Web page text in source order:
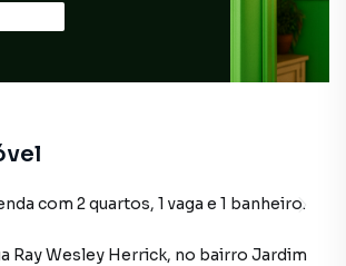
com 2 quartos, 1 vaga e 1 banheiro.
Ray Wesley Herrick, no bairro Jardim